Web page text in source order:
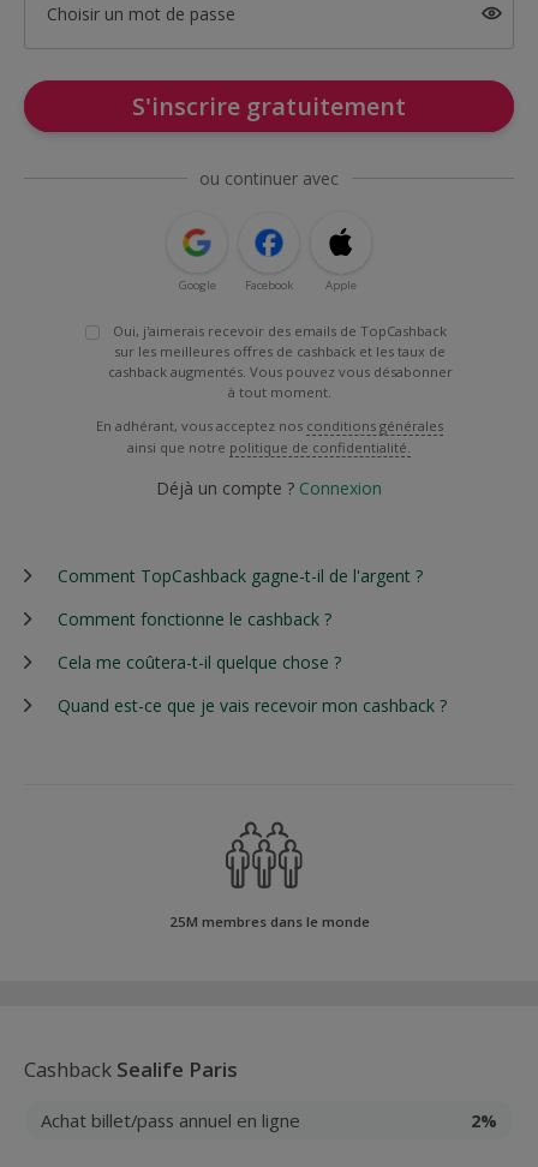
Choisir un mot de passe
S'inscrire gratuitement
ou continuer avec
Google Facebook Apple
Oui, j'aimerais recevoir des emails de TopCashback
sur les meilleures offres de cashback et les taux de
cashback augmentés. Vous pouvez vous désabonner
à tout moment.
En adhérant, vous acceptez nos conditions générales
ainsi que notre politique de confidentialité.
Déjà un compte ? Connexion
Comment TopCashback gagne-t-il de l'argent ?
Comment fonctionne le cashback ?
Cela me coûtera-t-il quelque chose ?
Quand est-ce que je vais recevoir mon cashback ?
25M membres dans le monde
Cashback Sealife Paris
Achat billet/pass annuel en ligne 2%